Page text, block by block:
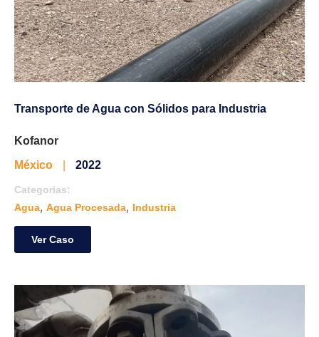
Transporte de Agua con Sólidos para Industria
Kofanor
México
2022
Categorias:
Agua, Agua Procesada, Industria
Ver Caso